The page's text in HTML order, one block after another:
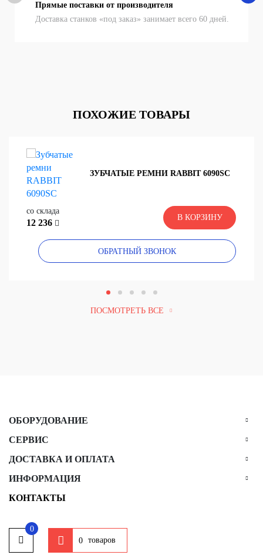
Прямые поставки от производителя
Доставка станков «под заказ» занимает всего 60 дней.
ПОХОЖИЕ ТОВАРЫ
ЗУБЧАТЫЕ РЕМНИ RABBIT 6090SC
со склада
12 236
В КОРЗИНУ
ОБРАТНЫЙ ЗВОНОК
ПОСМОТРЕТЬ ВСЕ
ОБОРУДОВАНИЕ
СЕРВИС
ДОСТАВКА И ОПЛАТА
ИНФОРМАЦИЯ
КОНТАКТЫ
0
0 товаров